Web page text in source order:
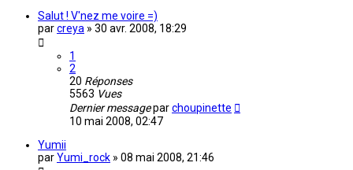
Salut ! V'nez me voire =)
parcreya » 30 avr. 2008, 18:29
1
2
20 Réponses
5563 Vues
Dernier messageparchoupinette
10 mai 2008, 02:47
Yumii
parYumi_rock » 08 mai 2008, 21:46